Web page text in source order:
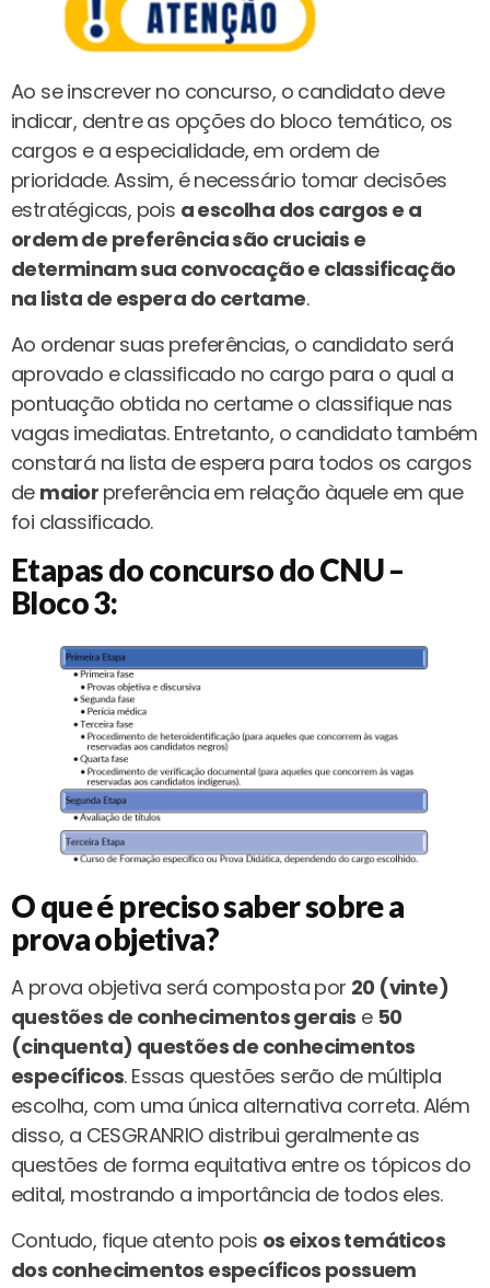
Ao se inscrever no concurso, o candidato deve
indicar, dentre as opções do bloco temático, os
cargos e a especialidade, em ordem de
prioridade. Assim, é necessário tomar decisões
estratégicas, pois a escolha dos cargos e a
ordem de preferência são cruciais e
determinam sua convocação e classificação
na lista de espera do certame.
Ao ordenar suas preferências, o candidato será
aprovado e classificado no cargo para o qual a
pontuação obtida no certame o classifique nas
vagas imediatas. Entretanto, o candidato também
constará na lista de espera para todos os cargos
de maior preferência em relação àquele em que
foi classificado.
Etapas do concurso do CNU –
Bloco 3:
O que é preciso saber sobre a
prova objetiva?
A prova objetiva será composta por 20 (vinte)
questões de conhecimentos gerais e 50
(cinquenta) questões de conhecimentos
específicos. Essas questões serão de múltipla
escolha, com uma única alternativa correta. Além
disso, a CESGRANRIO distribui geralmente as
questões de forma equitativa entre os tópicos do
edital, mostrando a importância de todos eles.
Contudo, fique atento pois os eixos temáticos
dos conhecimentos específicos possuem